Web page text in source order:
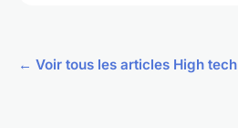
← Voir tous les articles High tech